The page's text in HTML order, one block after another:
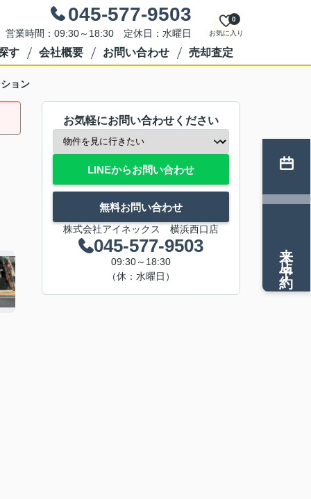
045-577-9503
営業時間：09:30～18:30 定休日：水曜日 お気に入り
0
す 会社概要 お問い合わせ 売却査定
ョン
お気軽にお問い合わせください
LINEからお問い合わせ
無料お問い合わせ
株式会社アイネックス 横浜西口店
045-577-9503
09:30～18:30
（休：水曜日）
来店予約